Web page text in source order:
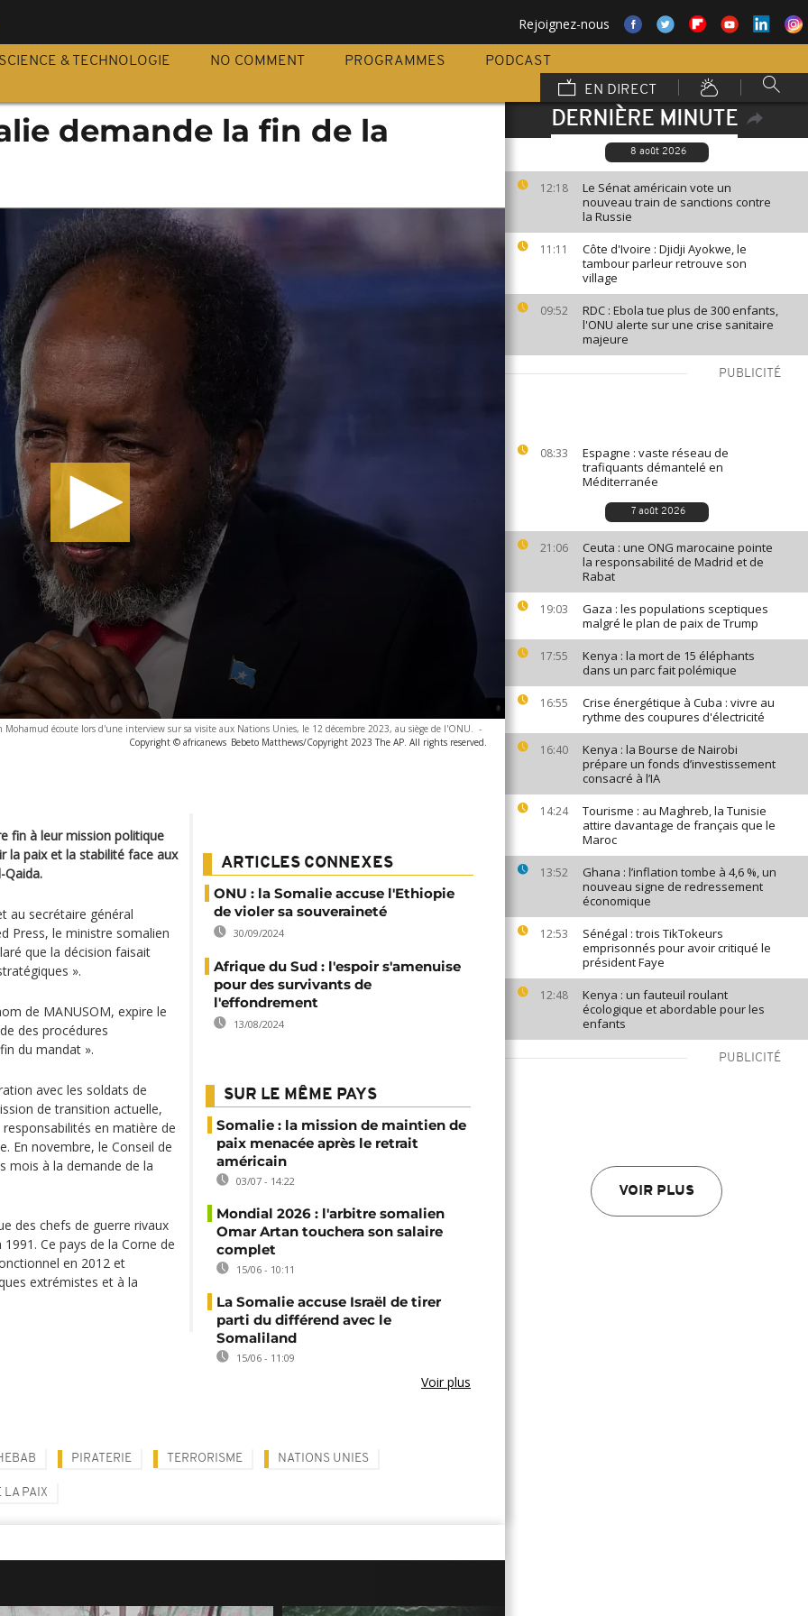
Rejoignez-nous
SCIENCE & TECHNOLOGIE NO COMMENT PROGRAMMES
PODCAST
EN DIRECT
DERNIÈRE MINUTE
8 août 2026
12:18
Le Sénat américain vote un
nouveau train de sanctions contre
la Russie
11:11
Côte d'Ivoire : Djidji Ayokwe, le
tambour parleur retrouve son
village
09:52
RDC : Ebola tue plus de 300 enfants,
l'ONU alerte sur une crise sanitaire
majeure
PUBLICITÉ
08:33
Espagne : vaste réseau de
trafiquants démantelé en
Méditerranée
7 août 2026
21:06
Ceuta : une ONG marocaine pointe
la responsabilité de Madrid et de
Rabat
19:03
Gaza : les populations sceptiques
malgré le plan de paix de Trump
17:55
Kenya : la mort de 15 éléphants
dans un parc fait polémique
16:55
Crise énergétique à Cuba : vivre au
rythme des coupures d'électricité
16:40
Kenya : la Bourse de Nairobi
prépare un fonds d’investissement
consacré à l’IA
14:24
Tourisme : au Maghreb, la Tunisie
attire davantage de français que le
Maroc
13:52
Ghana : l’inflation tombe à 4,6 %, un
nouveau signe de redressement
économique
12:53
Sénégal : trois TikTokeurs
emprisonnés pour avoir critiqué le
président Faye
12:48
Kenya : un fauteuil roulant
écologique et abordable pour les
enfants
PUBLICITÉ
VOIR PLUS
demande la fin de la
Mohamud écoute lors d'une interview sur sa visite aux Nations Unies, le 12 décembre 2023, au siège de l'ONU. -
Copyright © africanews Bebeto Matthews/Copyright 2023 The AP. All rights reserved.
fin à leur mission politique
la paix et la stabilité face aux
Qaida.
au secrétaire général
Press, le ministre somalien
que la décision faisait
».
de MANUSOM, expire le
des procédures
du mandat ».
avec les soldats de
de transition actuelle,
en matière de
En novembre, le Conseil de
mois à la demande de la
des chefs de guerre rivaux
Ce pays de la Corne de
en 2012 et
extrémistes et à la
ARTICLES CONNEXES
ONU : la Somalie accuse l'Ethiopie
de violer sa souveraineté
30/09/2024
Afrique du Sud : l'espoir s'amenuise
pour des survivants de
l'effondrement
13/08/2024
SUR LE MÊME PAYS
Somalie : la mission de maintien de
paix menacée après le retrait
américain
03/07 - 14:22
Mondial 2026 : l'arbitre somalien
Omar Artan touchera son salaire
complet
15/06 - 10:11
La Somalie accuse Israël de tirer
parti du différend avec le
Somaliland
15/06 - 11:09
Voir plus
PIRATERIE TERRORISME NATIONS UNIES
LA PAIX